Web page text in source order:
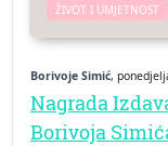
ŽIVOT I UMJETNOST
Borivoje Simić,
Nagrada
Borivoja